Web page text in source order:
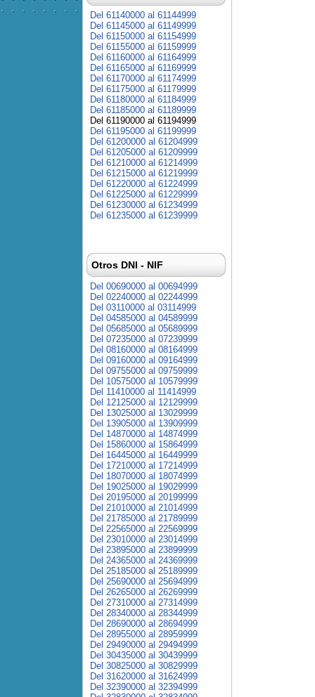
Del 61140000 al 61144999
Del 61145000 al 61149999
Del 61150000 al 61154999
Del 61155000 al 61159999
Del 61160000 al 61164999
Del 61165000 al 61169999
Del 61170000 al 61174999
Del 61175000 al 61179999
Del 61180000 al 61184999
Del 61185000 al 61189999
Del 61190000 al 61194999
Del 61195000 al 61199999
Del 61200000 al 61204999
Del 61205000 al 61209999
Del 61210000 al 61214999
Del 61215000 al 61219999
Del 61220000 al 61224999
Del 61225000 al 61229999
Del 61230000 al 61234999
Del 61235000 al 61239999
Otros DNI - NIF
Del 00690000 al 00694999
Del 02240000 al 02244999
Del 03110000 al 03114999
Del 04585000 al 04589999
Del 05685000 al 05689999
Del 07235000 al 07239999
Del 08160000 al 08164999
Del 09160000 al 09164999
Del 09755000 al 09759999
Del 10575000 al 10579999
Del 11410000 al 11414999
Del 12125000 al 12129999
Del 13025000 al 13029999
Del 13905000 al 13909999
Del 14870000 al 14874999
Del 15860000 al 15864999
Del 16445000 al 16449999
Del 17210000 al 17214999
Del 18070000 al 18074999
Del 19025000 al 19029999
Del 20195000 al 20199999
Del 21010000 al 21014999
Del 21785000 al 21789999
Del 22565000 al 22569999
Del 23010000 al 23014999
Del 23895000 al 23899999
Del 24365000 al 24369999
Del 25185000 al 25189999
Del 25690000 al 25694999
Del 26265000 al 26269999
Del 27310000 al 27314999
Del 28340000 al 28344999
Del 28690000 al 28694999
Del 28955000 al 28959999
Del 29490000 al 29494999
Del 30435000 al 30439999
Del 30825000 al 30829999
Del 31620000 al 31624999
Del 32390000 al 32394999